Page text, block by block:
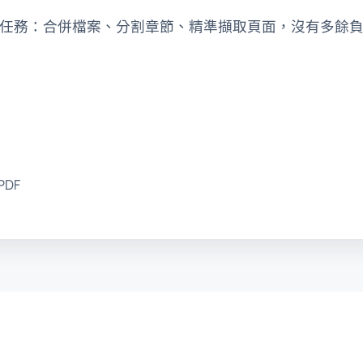
務：合併檔案、分割章節、精準擷取頁面，沒有多餘